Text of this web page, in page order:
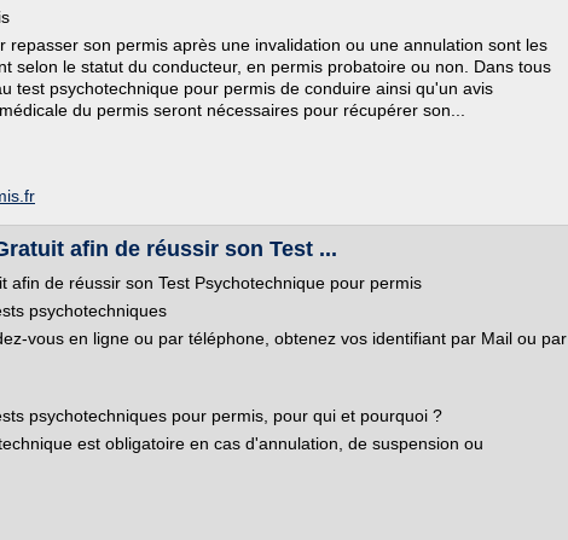
repasser son permis après une invalidation ou une annulation sont les
selon le statut du conducteur, en permis probatoire ou non. Dans tous
test psychotechnique pour permis de conduire ainsi qu'un avis
du permis seront nécessaires pour récupérer son...
afin de réussir son Test ...
afin de réussir son Test Psychotechnique pour permis
psychotechniques
vous en ligne ou par téléphone, obtenez vos identifiant par Mail ou par
psychotechniques pour permis, pour qui et pourquoi ?
est obligatoire en cas d'annulation, de suspension ou